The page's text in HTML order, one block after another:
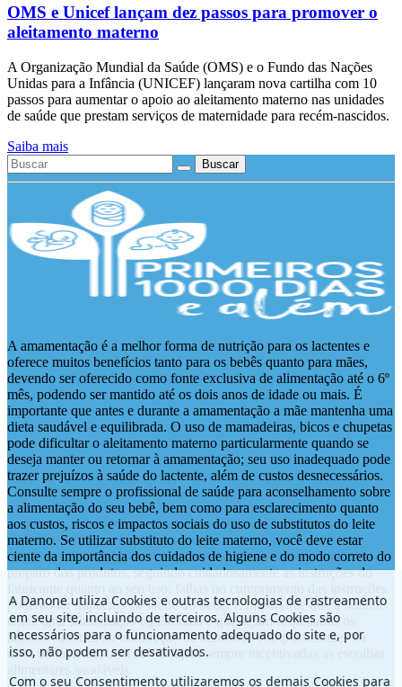
OMS e Unicef lançam dez passos para promover o
aleitamento materno
A Organização Mundial da Saúde (OMS) e o Fundo das Nações
Unidas para a Infância (UNICEF) lançaram nova cartilha com 10
passos para aumentar o apoio ao aleitamento materno nas unidades
de saúde que prestam serviços de maternidade para recém-nascidos.
Saiba mais
Buscar
A amamentação é a melhor forma de nutrição para os lactentes e
oferece muitos benefícios tanto para os bebês quanto para mães,
devendo ser oferecido como fonte exclusiva de alimentação até o 6º
mês, podendo ser mantido até os dois anos de idade ou mais. É
importante que antes e durante a amamentação a mãe mantenha uma
dieta saudável e equilibrada. O uso de mamadeiras, bicos e chupetas
pode dificultar o aleitamento materno particularmente quando se
deseja manter ou retornar à amamentação; seu uso inadequado pode
trazer prejuízos à saúde do lactente, além de custos desnecessários.
Consulte sempre o profissional de saúde para aconselhamento sobre
a alimentação do seu bebê, bem como para esclarecimento quanto
aos custos, riscos e impactos sociais do uso de substitutos do leite
materno. Se utilizar substituto do leite materno, você deve estar
ciente da importância dos cuidados de higiene e do modo correto do
preparo dos produtos, seguindo cuidadosamente as instruções do
poderão ter impactos na saúde do bebê. É importante que a família
tenha uma alimentação equilibrada e que sejam respeitados os
hábitos culturais na introdução de alimentos complementares na
dieta do lactente, bem como sejam sempre incentivadas as escolhas
A Danone utiliza Cookies e outras tecnologias de rastreamento
em seu site, incluindo de terceiros. Alguns Cookies são
necessários para o funcionamento adequado do site e, por
isso, não podem ser desativados.
Com o seu Consentimento utilizaremos os demais Cookies para